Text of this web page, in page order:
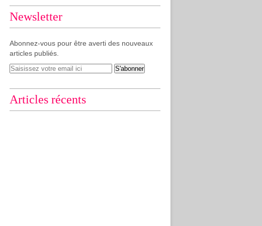
Newsletter
Abonnez-vous pour être averti des nouveaux
articles publiés.
Articles récents